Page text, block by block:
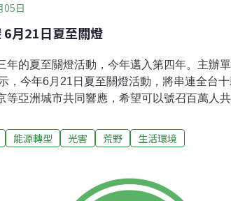
05日
6月21日夏至關燈
年的夏至關燈活動，今年邁入第四年。主辦
，今年6月21日夏至關燈活動，將串連全台十
等亞洲城市共同響應，希望可以號召百萬人
灣平均溫度已升高1.3度。」2007年的夏至關
70分鐘省下30萬度電，節碳187公噸。施純榮
商業電力19%用在照明，而根據統計將近
能源轉型 光害 荒野 生活環境